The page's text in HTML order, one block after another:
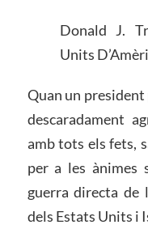
Donald J.
Units
Quan un
descaradament
amb tots els fets,
per a les ànimes
guerra directa de
dels Estats Units i